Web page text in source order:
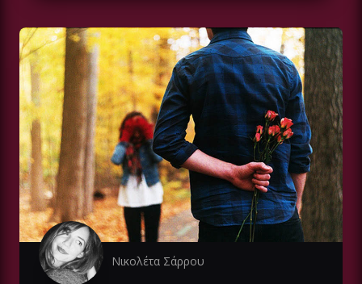
Νικολέτα Σάρρου